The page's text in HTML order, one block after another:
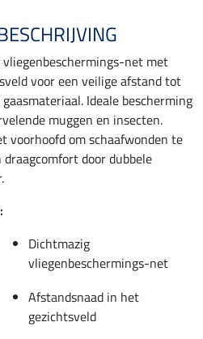
net met
voor een veilige afstand tot
Ideale bescherming
muggen en insecten.
voorhoofd om schaafwonden te
door dubbele
Dichtmazig
vliegenbeschermings-net
Afstandsnaad in het
gezichtsveld